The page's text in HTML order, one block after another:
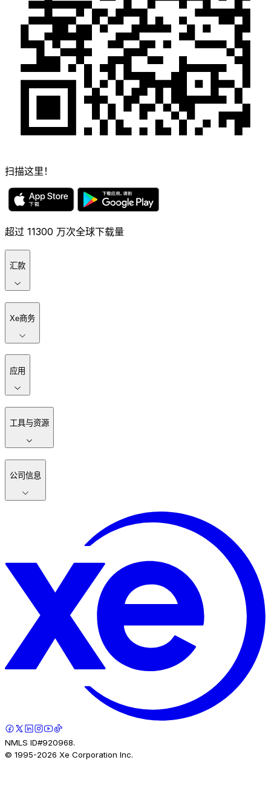
扫描这里！
超过 11300 万次全球下载量
汇款
Xe商务
应用
工具与资源
公司信息
NMLS ID#920968.
© 1995-2026 Xe Corporation Inc.